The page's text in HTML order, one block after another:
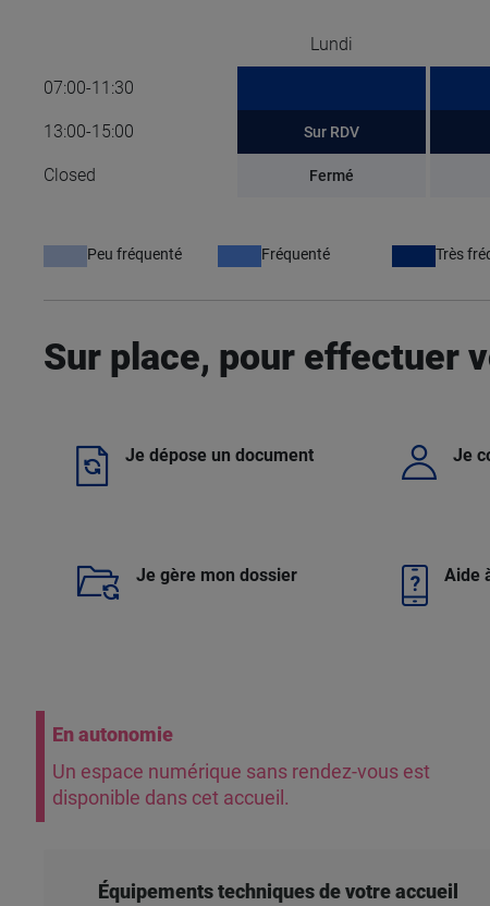
Lundi
07:00-11:30
13:00-15:00 Sur RDV
Closed Fermé
Peu fréquenté Fréquenté Très
Sur place, pour effectuer
Je dépose un document Je
Je gère mon dossier Aide
En autonomie
Un espace numérique sans rendez-vous est
disponible dans cet accueil.
Équipements techniques de votre accueil